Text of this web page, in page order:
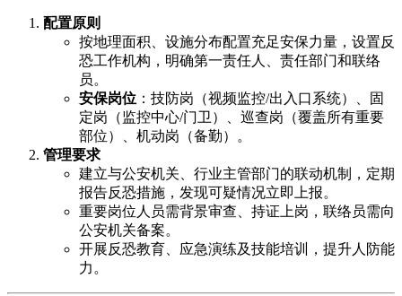
配置原则
按地理面积、设施分布配置充足安保力量，设置反
恐工作机构，明确第一责任人、责任部门和联络
员。
安保岗位 ​：技防岗（视频监控/出入口系统）、固
定岗（监控中心/门卫）、巡查岗（覆盖所有重要
部位）、机动岗（备勤）。
管理要求
建立与公安机关、行业主管部门的联动机制，定期
报告反恐措施，发现可疑情况立即上报。
重要岗位人员需背景审查、持证上岗，联络员需向
公安机关备案。
开展反恐教育、应急演练及技能培训，提升人防能
力。